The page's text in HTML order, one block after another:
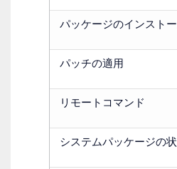
パッケージのインスト
パッチの適用
リモートコマンド
システムパッケージの